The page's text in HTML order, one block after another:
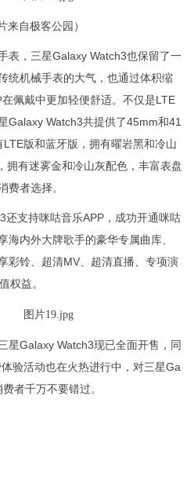
来自极客公园）
表，三星Galaxy Watch3也保留了一
统机械手表的大气，也通过体积缩
佩戴中更加轻便舒适。不仅是LTE
Galaxy Watch3共提供了45mm和41
版和蓝牙版，拥有曜岩黑和冷山
拥有迷雾金和冷山灰配色，丰富表盘
费者选择。
还支持咪咕音乐APP，成功开通咪咕
海内外大牌歌手的豪华专属曲库、
彩铃、超清MV、超清直播、专项演
权益。
星Galaxy Watch3现已全面开售，同
验活动也在火热进行中，对三星Ga
者千万不要错过。